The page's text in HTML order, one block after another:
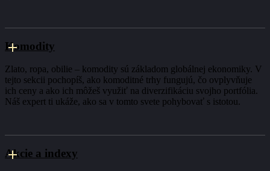
Komodity
Zlato, ropa, obilie – komodity sú základom globálnej ekonomiky. V
tejto sekcii pochopíš, ako komoditné trhy fungujú, čo ovplyvňuje
ich ceny a ako ich môžeš využiť na diverzifikáciu svojho portfólia.
Náš expert ti ukáže, ako sa v tomto svete pohybovať s istotou.
Akcie a indexy